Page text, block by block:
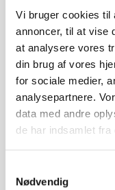
Vi bruger cookies til
annoncer, til at vise
at analysere vores
din brug af vores
for sociale medier,
analysepartnere.
data med andre
de har indsamlet fra
Nødvendig